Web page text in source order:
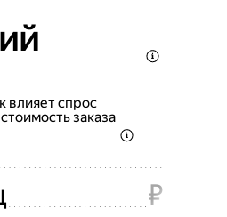
влияет спрос
заказа
₽